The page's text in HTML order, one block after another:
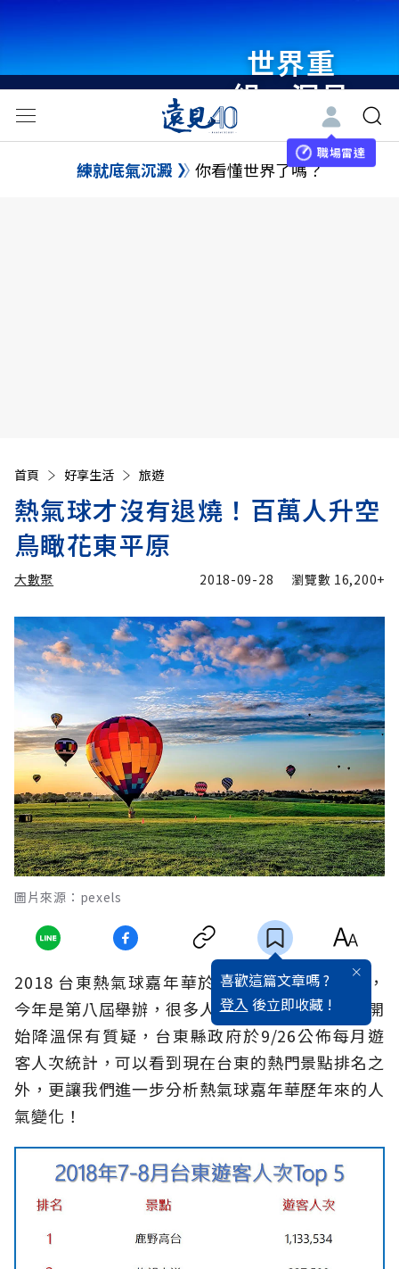
世界重
組・洞見
未來 與
世界領袖
職場雷達
練就底氣沉澱 你看懂世界了嗎？
首頁 好享生活 旅遊
熱氣球才沒有退燒！百萬人升空
鳥瞰花東平原
大數聚 2018-09-28 瀏覽數 16,200+
圖片來源：pexels
喜歡這篇文章嗎 ?
登入 後立即收藏 !
2018 台東熱氣球嘉年華於6/30~8/13盛大舉辦，
今年是第八屆舉辦，很多人對於熱氣球效應是否開
始降溫保有質疑，台東縣政府於9/26公佈每月遊
客人次統計，可以看到現在台東的熱門景點排名之
外，更讓我們進一步分析熱氣球嘉年華歷年來的人
氣變化！